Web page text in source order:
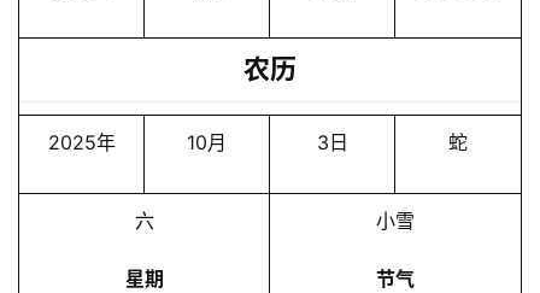
农历
2025年 10月 3日 蛇
六
星期
小雪
节气